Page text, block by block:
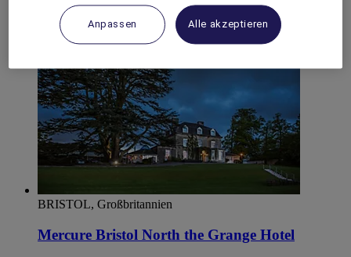
BRISTOL, Großbritannien
Mercure Bristol North the Grange Hotel
Anpassen Alle akzeptieren